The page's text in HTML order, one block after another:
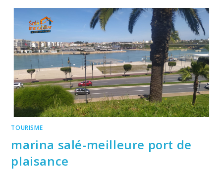
TOURISME
marina salé-meilleure port de
plaisance